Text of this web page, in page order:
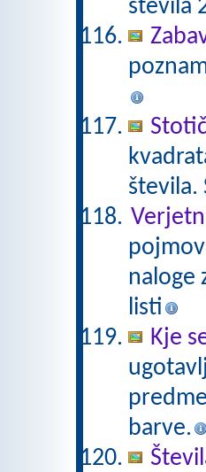
števila
števila.
naloge
listi
Kje
barve.